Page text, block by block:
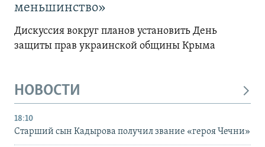
меньшинство»
Дискуссия вокруг планов установить День
защиты прав украинской общины Крыма
НОВОСТИ
18:10
Старший сын Кадырова получил звание «героя Чечни»